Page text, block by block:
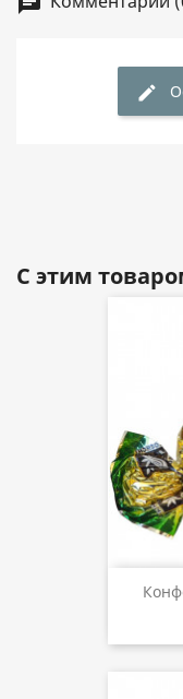
edit
С этим